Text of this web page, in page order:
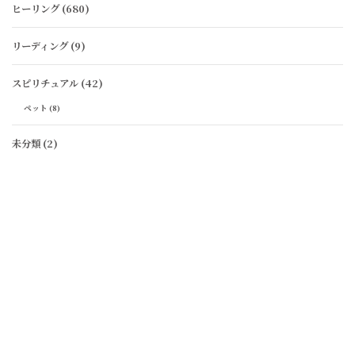
ヒーリング(680)
リーディング(9)
スピリチュアル (42)
ペット (8)
未分類 (2)